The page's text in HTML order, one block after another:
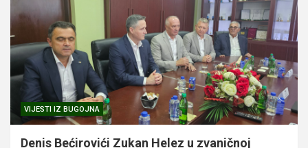
VIJESTI IZ BUGOJNA
Denis Bećirovići Zukan Helez u zvaničnoj